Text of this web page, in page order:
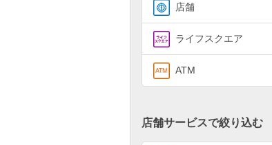
店舗
ライフスクエア
ATM
店舗サービスで絞り込む